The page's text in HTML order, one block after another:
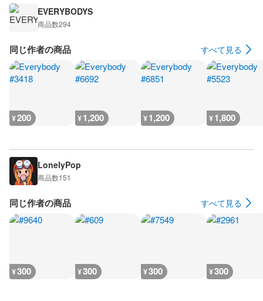
EVERYBODYS
商品数294
同じ作者の商品 すべて見る
¥200 ¥1,200 ¥1,200 ¥1,800
LonelyPop
商品数151
同じ作者の商品 すべて見る
¥300 ¥300 ¥300 ¥300